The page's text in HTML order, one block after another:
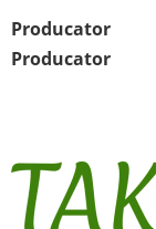
Producator
Producator